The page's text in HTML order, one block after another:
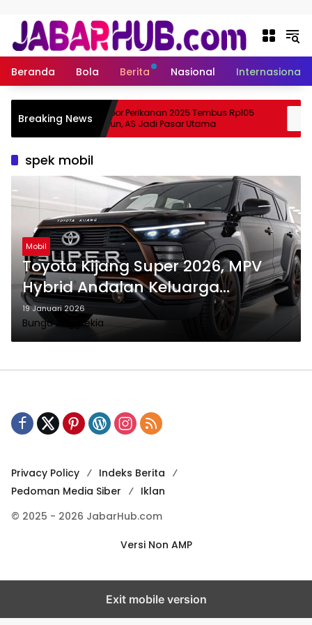
Beranda Bola Berita Nasional Internasional
Breaking NewsEkspor Perikanan 2025 Tembus Rp105
Triliun, AS Jadi Pasar Utama
spek mobil
Mobil
Toyota Kijang Super 2026, MPV
Hybrid Andalan Keluarga
Indonesia
19 Januari 2026
Bunga Anggrekia
Privacy Policy
Indeks Berita
Pedoman Media Siber
Iklan
© 2025 - 2026 JabarHub.com
Versi Non AMP
Exit mobile version